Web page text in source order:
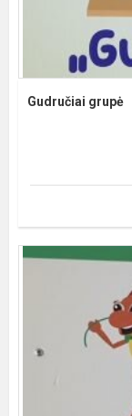
Gudručiai grupė